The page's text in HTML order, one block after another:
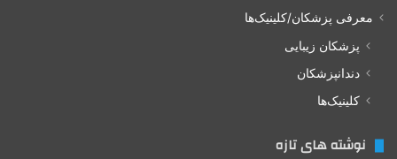
معرفی پزشکان/کلینیک‌ها
پزشکان زیبایی
دندانپزشکان
کلینیک‌ها
نوشته های تازه